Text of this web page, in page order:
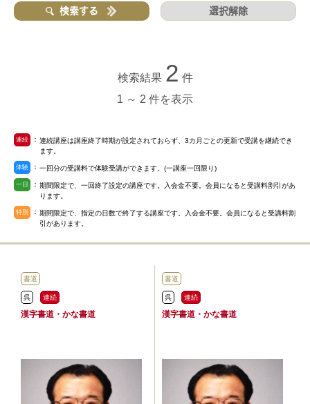
検索する 選択解除
検索結果 2 件
1 ～ 2 件を表示
連続 ： 連続講座は講座終了時期が設定されておらず、3カ月ごとの更新で受講を継続でき
ます。
体験 ： 一回分の受講料で体験受講ができます。(一講座一回限り)
一日 ： 期間限定で、一回終了設定の講座です。入会金不要。会員になると受講料割引があ
ります。
特別 ： 期間限定で、指定の日数で終了する講座です。入会金不要。会員になると受講料割
引があります。
書道
呉 連続
漢字書道・かな書道
書道
呉 連続
漢字書道・かな書道